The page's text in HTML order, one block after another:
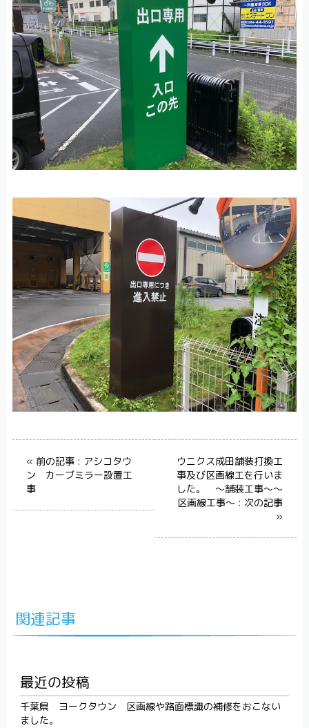
« 前の記事 : アシコタウ
ン カーブミラー設置工
事
ウニクス成田舗装打換工
事及び区画線工を行いま
した。 ～舗装工事～～
区画線工事～ : 次の記事
»
関連記事
最近の投稿
千葉県 ヨークタウン 区画線や路面標識の補修をおこない
ました。